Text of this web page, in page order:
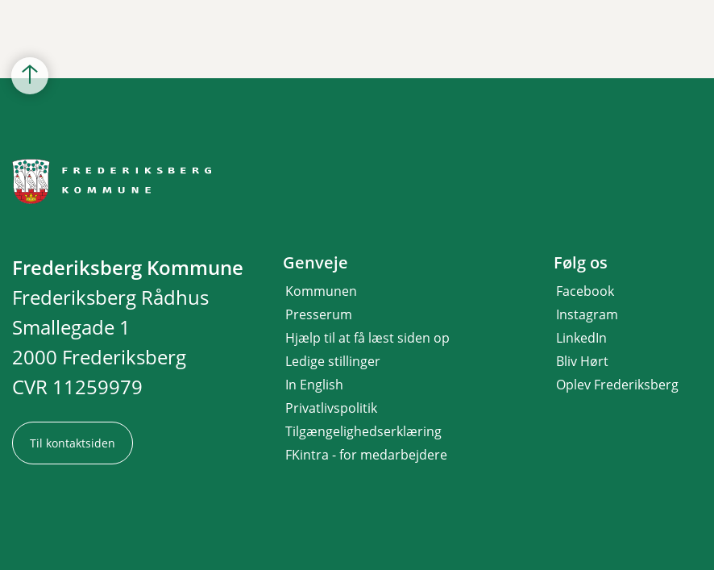
Frederiksberg Kommune
Frederiksberg Rådhus
Smallegade 1
2000 Frederiksberg
CVR 11259979
Til kontaktsiden
Genveje
Kommunen
Presserum
Hjælp til at få læst siden op
Ledige stillinger
In English
Privatlivspolitik
Tilgængelighedserklæring
FKintra - for medarbejdere
Følg os
Facebook
Instagram
LinkedIn
Bliv Hørt
Oplev Frederiksberg